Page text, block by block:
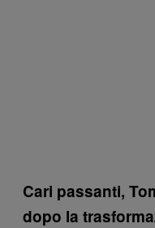
Cari passanti,
dopo la